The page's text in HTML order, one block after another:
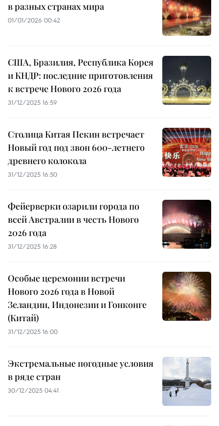
в разных странах мира
01/01/2026 00:42
США, Бразилия, Республика Корея
и КНДР: последние приготовления
к встрече Нового 2026 года
31/12/2025 16:59
Столица Китая Пекин встречает
Новый год под звон 600-летнего
древнего колокола
31/12/2025 16:50
Фейерверки озарили города по
всей Австралии в честь Нового
2026 года
31/12/2025 16:28
Особые церемонии встречи
Нового 2026 года в Новой
Зеландии, Индонезии и Гонконге
(Китай)
31/12/2025 16:00
Экстремальные погодные условия
в ряде стран
30/12/2025 04:41